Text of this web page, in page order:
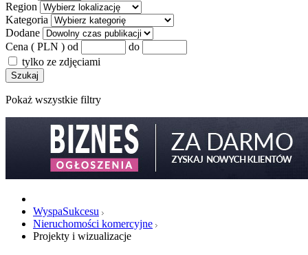
Region
Kategoria
Dodane
Cena ( PLN ) od
do
tylko ze zdjęciami
Szukaj
Pokaż wszystkie filtry
WyspaSukcesu
Nieruchomości komercyjne
Projekty i wizualizacje